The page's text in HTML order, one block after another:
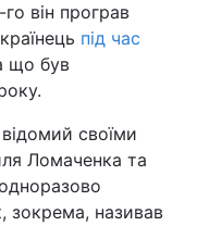
він програв
під час
що був
своїми
Ломаченка та
зокрема, називав